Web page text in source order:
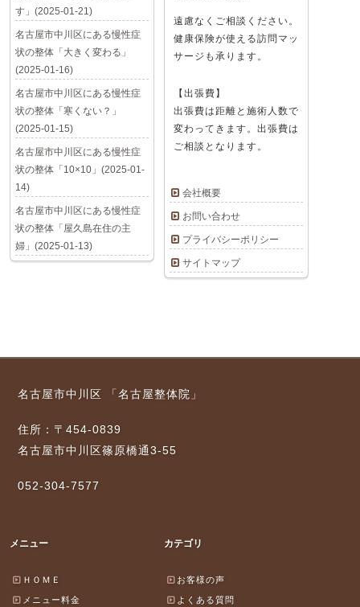
遠慮なくご相談ください。
健康保険が使える訪問マッ
サージも承ります。
【出張費】
出張費は距離と施術人数で
変わってきます。出張費は
ご相談となります。
会社概要
お問い合わせ
プライバシーポリシー
サイトマップ
す」(2025-01-21)
名古屋市中川区にある慢性症
状の整体「大きく変わる」
(2025-01-16)
名古屋市中川区にある慢性症
状の整体「寒くない？」
(2025-01-15)
名古屋市中川区にある慢性症
状の整体「10×10」(2025-01-
14)
名古屋市中川区にある慢性症
状の整体「屋久島在住の主
婦」(2025-01-13)
名古屋市中川区 「名古屋整体院」
住所：〒454-0839
名古屋市中川区篠原橋通3-55
052-304-7577
メニュー
ＨＯＭＥ
メニュー料金
カテゴリ
お客様の声
よくある質問